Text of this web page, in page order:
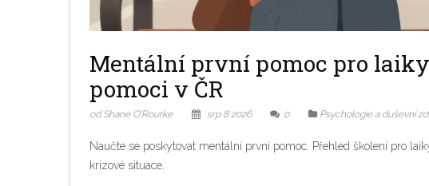
Mentální první pomoc pro
pomoci v ČR
od Shane O'Rourke srp 8 2026 0 Psychologie a duševní
Naučte se poskytovat mentální první pomoc. Přehled školení pro
krizové situace.